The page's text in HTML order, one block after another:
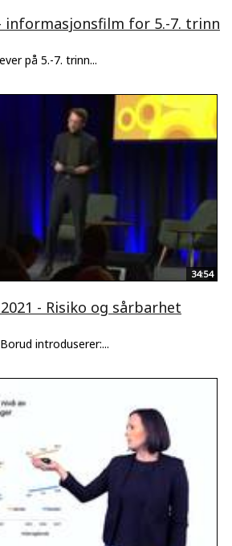
informasjonsfilm for 5.-7. trinn
på 5.-7. trinn...
34:54
- Risiko og sårbarhet
introduserer:...